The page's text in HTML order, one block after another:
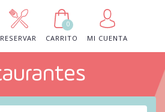
RESERVAR
0
CARRITO
MI CUENTA